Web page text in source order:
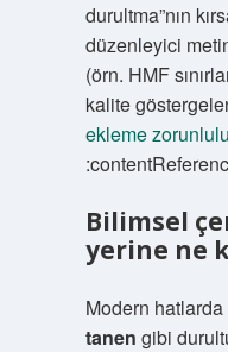
durultma”nın
düzenleyici
(örn. HMF
kalite
ekleme
Bilimsel
yerine ne
Modern hatlarda
tanen gibi